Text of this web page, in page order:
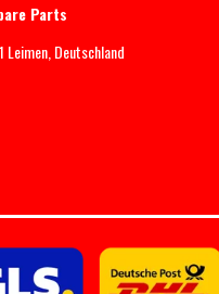
Parts
Leimen, Deutschland